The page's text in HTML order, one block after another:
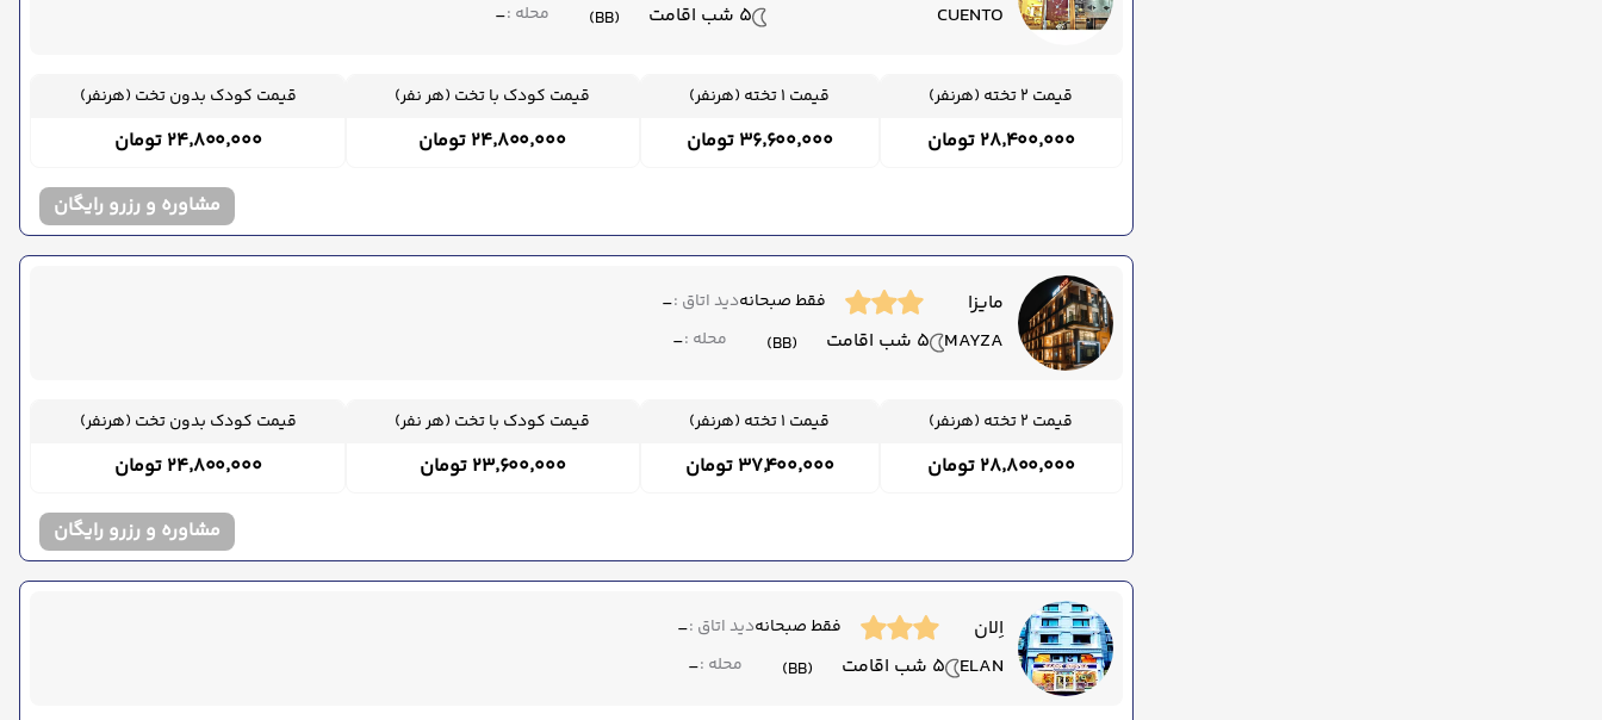
CUENTO
5 شب اقامت
(BB)
محله :-
قیمت 2 تخته (هرنفر)
۲۸٬۴۰۰٬۰۰۰ تومان
قیمت 1 تخته (هرنفر)
۳۶٬۶۰۰٬۰۰۰ تومان
قیمت کودک با تخت (هر نفر)
۲۴٬۸۰۰٬۰۰۰ تومان
قیمت کودک بدون تخت (هرنفر)
۲۴٬۸۰۰٬۰۰۰ تومان
مشاوره و رزرو رایگان
مایزا
MAYZA 5 شب اقامت
فقط صبحانه
(BB)
دید اتاق :-
محله :-
قیمت 2 تخته (هرنفر)
۲۸٬۸۰۰٬۰۰۰ تومان
قیمت 1 تخته (هرنفر)
۳۷٬۴۰۰٬۰۰۰ تومان
قیمت کودک با تخت (هر نفر)
۲۳٬۶۰۰٬۰۰۰ تومان
قیمت کودک بدون تخت (هرنفر)
۲۴٬۸۰۰٬۰۰۰ تومان
مشاوره و رزرو رایگان
اِلان
ELAN 5 شب اقامت
فقط صبحانه
(BB)
دید اتاق :-
محله :-